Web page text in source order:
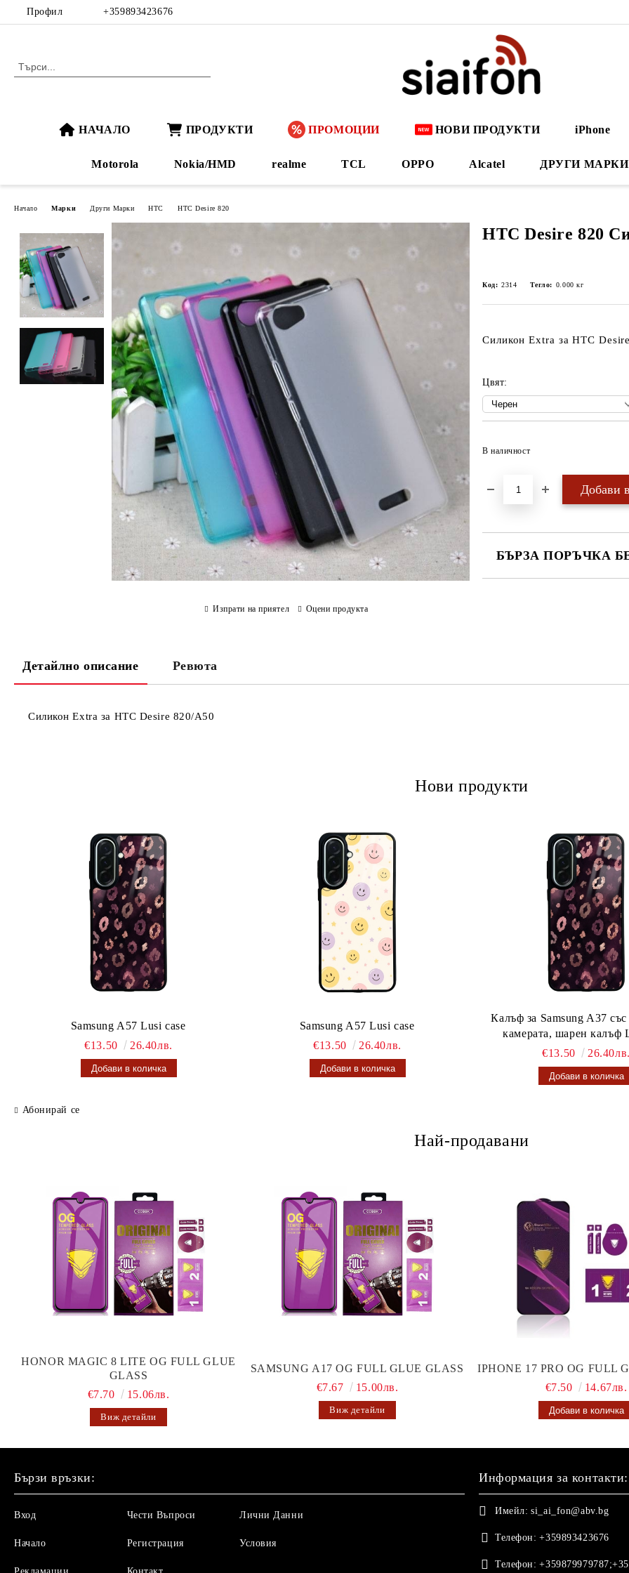
Профил +359893423676
НАЧАЛО ПРОДУКТИ ПРОМОЦИИ НОВИ ПРОДУКТИ iPhone
Motorola Nokia/HMD realme TCL OPPO Alcatel ДРУГИ МАРКИ
Начало Марки Други Марки HTC HTC Desire 820
HTC Desire 820
Код: 2314 Тегло: 0.000 кг
Силикон Extra за HTC Desire
Цвят:
В наличност
БЪРЗА ПОРЪЧКА
Изпрати на приятел Оцени продукта
Детайлно описание Ревюта
Силикон Extra за HTC Desire 820/A50
Нови продукти
Samsung A57 Lusi case
€13.50
26.40лв.
Samsung A57 Lusi case
€13.50
26.40лв.
Калъф за Samsung A37
камерата, шарен калъф
€13.50
26.40лв.
Абонирай се
Най-продавани
HONOR MAGIC 8 LITE OG FULL GLUE
GLASS
€7.70
15.06лв.
Виж детайли
SAMSUNG A17 OG FULL GLUE GLASS
€7.67
15.00лв.
Виж детайли
IPHONE 17 PRO OG FULL
€7.50
14.67лв.
Бързи връзки:
Вход
Начало
Чести Въпроси
Регистрация
Лични Данни
Условия
Информация за контакти:
Имейл: si_ai_fon@abv.bg
Телефон: +359893423676
Телефон: